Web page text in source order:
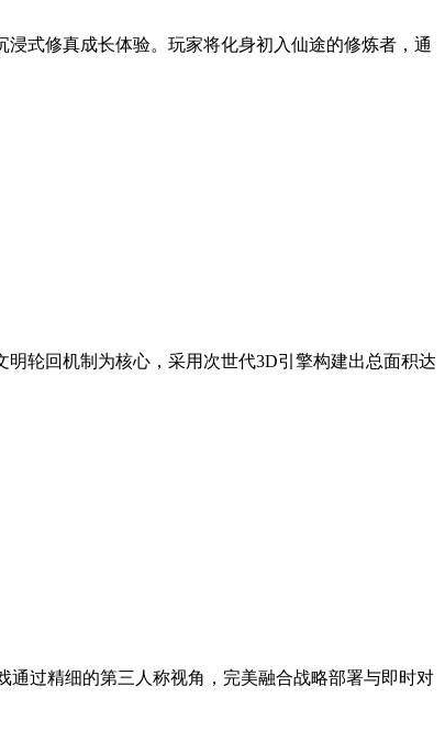
式修真成长体验。玩家将化身初入仙途的修炼者，通
轮回机制为核心，采用次世代3D引擎构建出总面积达
通过精细的第三人称视角，完美融合战略部署与即时对